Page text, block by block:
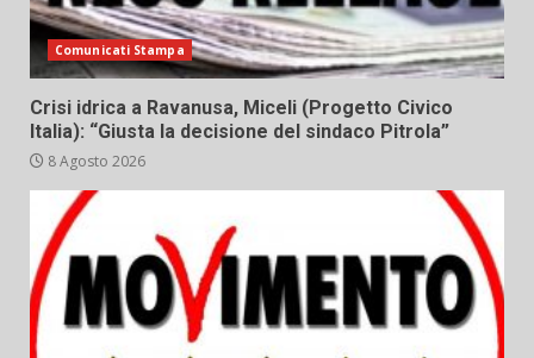
Comunicati Stampa
Crisi idrica a Ravanusa, Miceli (Progetto Civico
Italia): “Giusta la decisione del sindaco Pitrola”
8 Agosto 2026